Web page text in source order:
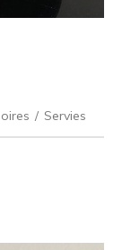
/ Servies